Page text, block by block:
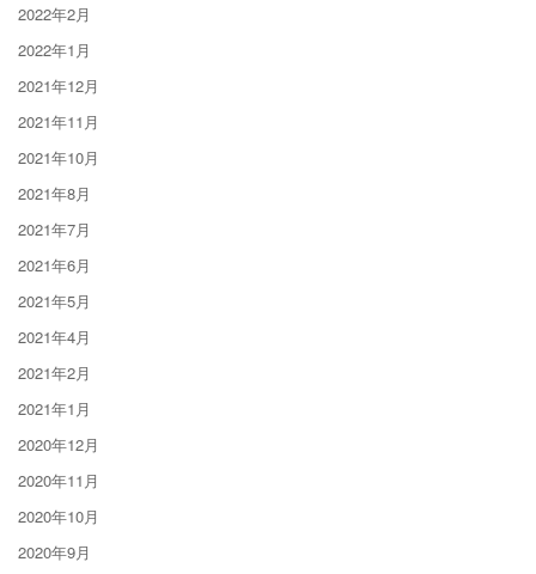
2022年2月
2022年1月
2021年12月
2021年11月
2021年10月
2021年8月
2021年7月
2021年6月
2021年5月
2021年4月
2021年2月
2021年1月
2020年12月
2020年11月
2020年10月
2020年9月